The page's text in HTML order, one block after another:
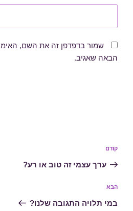
שמור בדפדפן זה את השם,
הבאה שאגיב.
הפוסט
הקודם
קודם
ערך עצמי זה טוב או רע?
הפוסט
הבא
הבא
במי תלויה התגובה שלנו?